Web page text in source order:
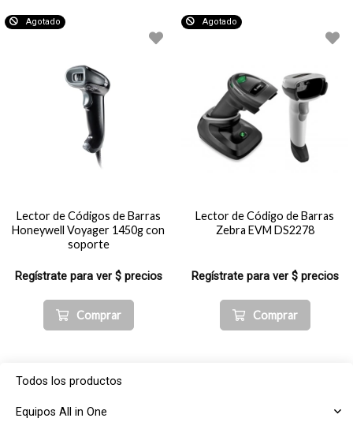
Todos los productos
Equipos All in One
Agotado
Lector de Códigos de Barras
Honeywell Voyager 1450g con
soporte
Regístrate para ver $ precios
Comprar
Agotado
Lector de Código de Barras
Zebra EVM DS2278
Regístrate para ver $ precios
Comprar